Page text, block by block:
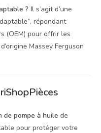
? Il s’agit d’une
répondant
(OEM) pour offrir les
Massey Ferguson
de pompe à huile de
pour protéger votre